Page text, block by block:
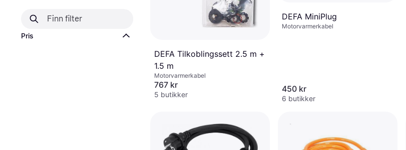
Pris
DEFA Tilkoblingssett 2.5 m +
1.5 m
Motorvarmerkabel
767 kr
5 butikker
DEFA MiniPlug
Motorvarmerkabel
450 kr
6 butikker